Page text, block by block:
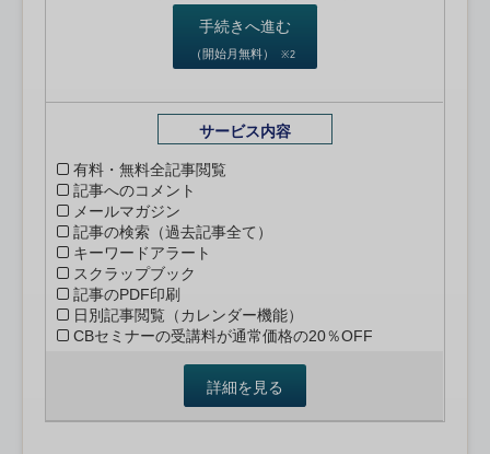
手続きへ進む
（開始月無料） ※2
サービス内容
有料・無料全記事閲覧
記事へのコメント
メールマガジン
記事の検索（過去記事全て）
キーワードアラート
スクラップブック
記事のPDF印刷
日別記事閲覧（カレンダー機能）
CBセミナーの受講料が通常価格の20％OFF
詳細を見る